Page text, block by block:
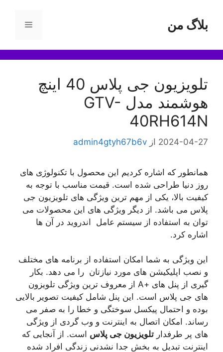
محتوابلاگ من فهرست
تلویزیون جی پلاس 40 اینچ
هوشمند مدل GTV-
40RH614N
2024-04-27 از admin4gtyh67b6v
همانطور که اشاره کردیم این محصول با تکنولوژی های
روز دنیا طراحی شده است. قیمت مناسب با توجه به
کیفیت بالا، یکی از مهم ترین ویژگی های تلویزیون جی
پلاس می باشد. از دیگر ویژگی های این محصولات می‌
توان به استفاده از سیستم عامل اندروید در آن ها
اشاره کرد.
این ویژگی به شما امکان استفاده از برنامه های مختلف
و نصب اپلیکیشن های مورد نیازتان را می دهد. بکار
گیری از پنل های +A از معروف ترین ویژگی تلویزون
های جی پلاس است. این پنل شامل کیفیت تصویر بالایی
بوده و احتمال پیکسل سوختگی و خطا را به صفر می
رساند. امکان اتصال به اینترنت و وب گردی از ویژگی
های پر طرفدار تلویزیون جی پلاس است. از آنجایی که
اینترنت تبدیل به بخش جدا نشدنی زندگی افراد شده